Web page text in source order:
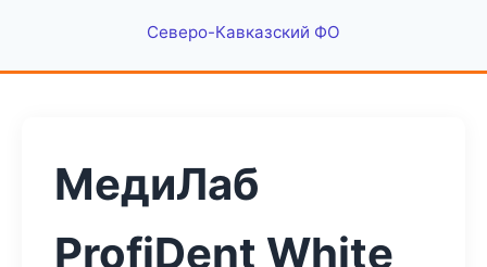
Северо-Кавказский ФО
МедиЛаб
ProfiDent White